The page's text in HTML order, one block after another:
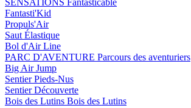
SENSATIONS Fantasticable
Fantasti'Kid
Propuls'Air
Saut Élastique
Bol d'Air Line
PARC D'AVENTURE Parcours des aventuriers
Big Air Jump
Sentier Pieds-Nus
Sentier Découverte
Bois des Lutins Bois des Lutins